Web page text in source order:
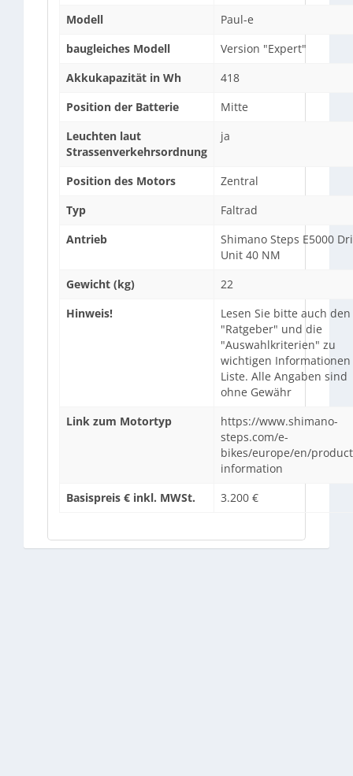
Modell
Paul-e
baugleiches Modell
Version "Expert"
Akkukapazität in Wh
418
Position der Batterie
Mitte
Leuchten laut
Strassenverkehrsordnung
ja
Position des Motors
Zentral
Typ
Faltrad
Antrieb
Shimano Steps E5000
Unit 40 NM
Gewicht (kg)
22
Hinweis!
Lesen Sie bitte auch den
"Ratgeber" und die
"Auswahlkriterien" zu
wichtigen
Liste. Alle Angaben sind
ohne Gewähr
Link zum Motortyp
https://www.shimano-
steps.com/e-
bikes/europe/en/
information
Basispreis € inkl. MWSt.
3.200 €